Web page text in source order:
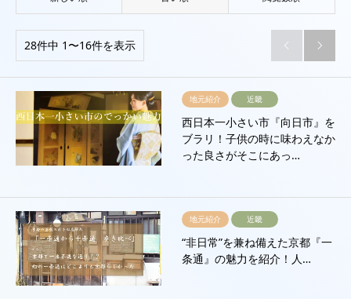
28件中 1〜16件を表示  
地元紹介 近畿
西日本一小さい市『向日市』を
ブラリ！子供の時に味わえなか
った良さがそこにあっ…
地元紹介 近畿
“非日常”を兼ね備えた京都『一
条通』の魅力を紹介！人…